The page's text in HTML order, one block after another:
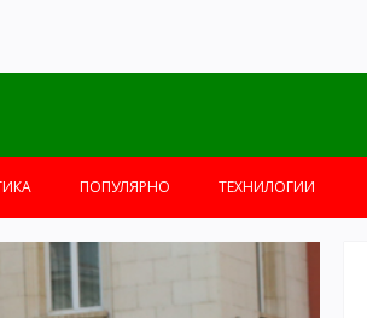
ПОПУЛЯРНО ТЕХНИЛОГИИ